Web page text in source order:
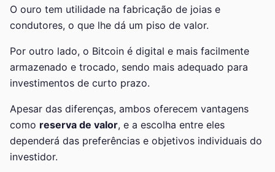
O ouro tem utilidade na fabricação de joias e
condutores, o que lhe dá um piso de valor.
Por outro lado, o Bitcoin é digital e mais facilmente
armazenado e trocado, sendo mais adequado para
investimentos de curto prazo.
Apesar das diferenças, ambos oferecem vantagens
como reserva de valor, e a escolha entre eles
dependerá das preferências e objetivos individuais do
investidor.